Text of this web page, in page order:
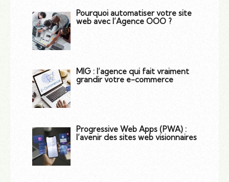
Pourquoi automatiser votre site
web avec l’Agence OOO ?
MIG : l’agence qui fait vraiment
grandir votre e-commerce
Progressive Web Apps (PWA) :
l’avenir des sites web visionnaires